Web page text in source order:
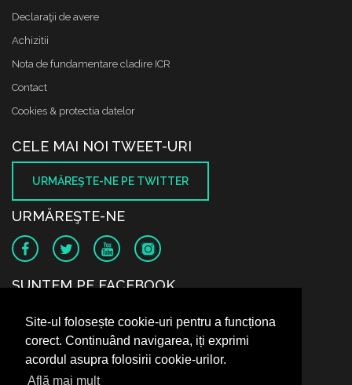
Site-ul folosește cookie-uri pentru a funcționa
corect. Continuând navigarea, iți exprimi
acordul asupra folosirii cookie-urilor.
Află mai mult
Declaraţii de avere
Achizitii
Nota de fundamentare cladire ICR
Contact
Cookies & protectia datelor
CELE MAI NOI TWEET-URI
URMĂREŞTE-NE PE TWITTER
URMĂREŞTE-NE
SUNTEM PE FACEBOOK